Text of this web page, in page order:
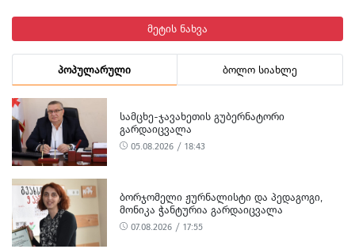
მეტის ნახვა
პოპულარული ბოლო სიახლე
ᲡᲐᲛᲪᲮᲔ-ᲯᲐᲕᲐᲮᲔᲗᲘᲡ ᲒᲣᲑᲔᲠᲜᲐᲢᲝᲠᲘ
ᲒᲐᲠᲓᲐᲘᲪᲕᲐᲚᲐ
05.08.2026 / 18:43
ᲑᲝᲠᲯᲝᲛᲔᲚᲘ ᲟᲣᲠᲜᲐᲚᲘᲡᲢᲘ ᲓᲐ ᲞᲔᲓᲐᲒᲝᲒᲘ,
ᲛᲝᲜᲘᲙᲐ ᲭᲐᲜᲢᲣᲠᲘᲐ ᲒᲐᲠᲓᲐᲘᲪᲕᲐᲚᲐ
07.08.2026 / 17:55